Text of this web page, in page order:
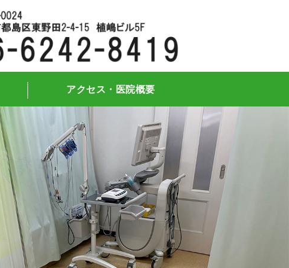
府大阪市都島区の泌尿器科・形成外科
アクセス・医院概要